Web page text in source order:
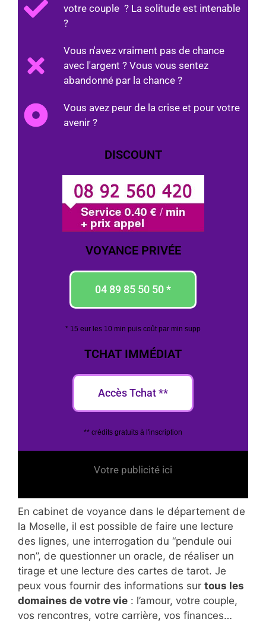
votre couple ? La solitude est intenable
?
Vous n'avez vraiment pas de chance
avec l'argent ? Vous vous sentez
abandonné par la chance ?
Vous avez peur de la crise et pour votre
avenir ?
DISCOUNT
VOYANCE PRIVÉE
04 89 85 50 50 *
* 15 eur les 10 min puis coût par min supp
TCHAT IMMÉDIAT
Accès Tchat **
** crédits gratuits à l'inscription
Votre publicité ici
En cabinet de voyance dans le département de
la Moselle, il est possible de faire une lecture
des lignes, une interrogation du “pendule oui
non”, de questionner un oracle, de réaliser un
tirage et une lecture des cartes de tarot. Je
peux vous fournir des informations sur tous les
domaines de votre vie : l’amour, votre couple,
vos rencontres, votre carrière, vos finances…